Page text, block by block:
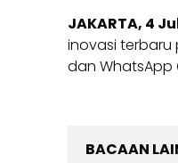
JAKARTA, 4
inovasi terbaru
dan WhatsApp
BACAAN